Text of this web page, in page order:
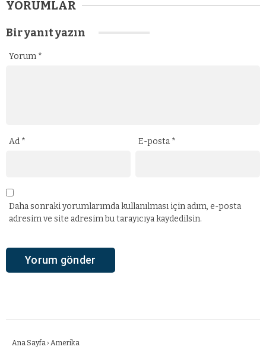
YORUMLAR
Bir yanıt yazın
Yorum *
Ad * E-posta *
Daha sonraki yorumlarımda kullanılması için adım, e-posta
adresim ve site adresim bu tarayıcıya kaydedilsin.
Ana Sayfa › Amerika